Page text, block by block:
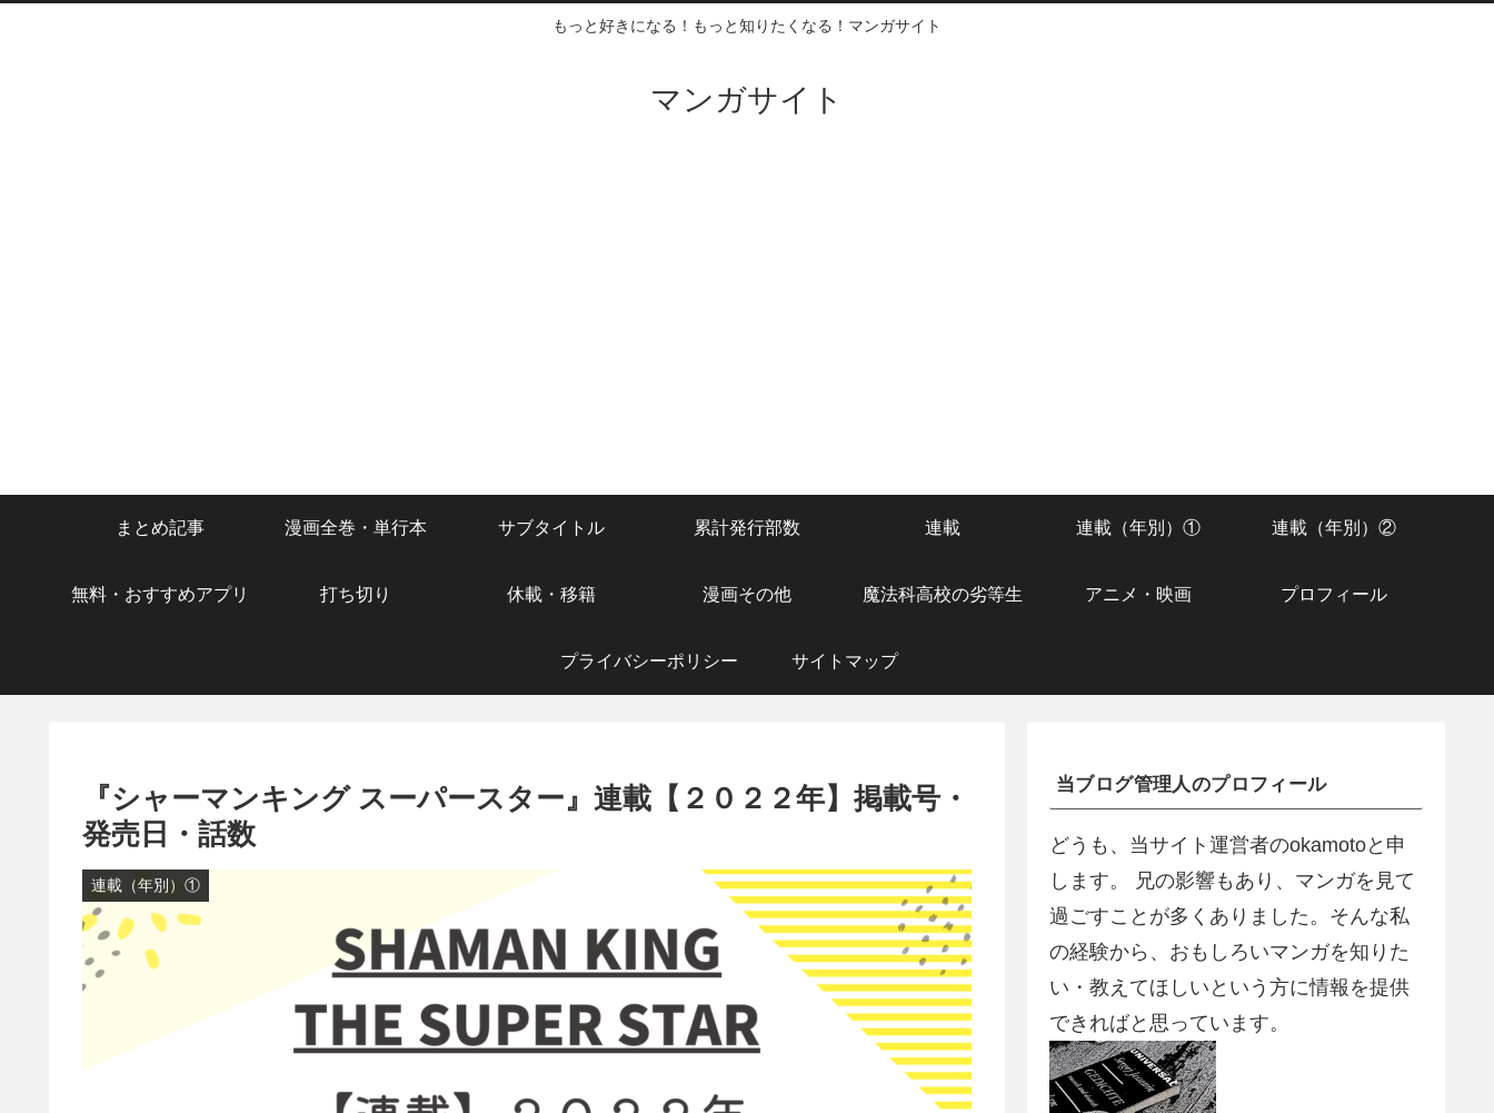
もっと好きになる！もっと知りたくなる！マンガサイト
マンガサイト
まとめ記事 漫画全巻・単行本 サブタイトル 累計発行部数 連載 連載（年別）① 連載（年別）②
無料・おすすめアプリ 打ち切り 休載・移籍 漫画その他 魔法科高校の劣等生 アニメ・映画 プロフィール
プライバシーポリシー サイトマップ
『シャーマンキング スーパースター』連載【２０２２年】掲載号・
発売日・話数
連載（年別）①
当ブログ管理人のプロフィール
どうも、当サイト運営者のokamotoと申
します。 兄の影響もあり、マンガを見て
過ごすことが多くありました。そんな私
の経験から、おもしろいマンガを知りた
い・教えてほしいという方に情報を提供
できればと思っています。